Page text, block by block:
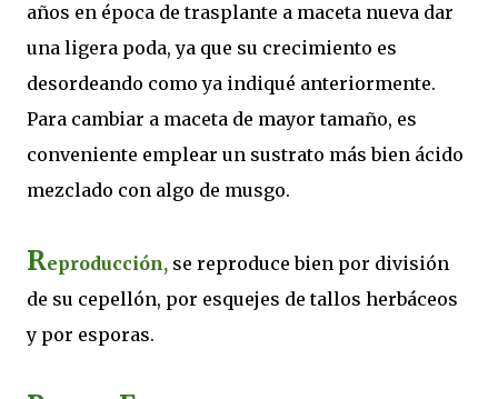
años en época de trasplante a maceta nueva dar
una ligera poda, ya que su crecimiento es
desordeando como ya indiqué anteriormente.
Para cambiar a maceta de mayor tamaño, es
conveniente emplear un sustrato más bien ácido
mezclado con algo de musgo.
Reproducción, se reproduce bien por división
de su cepellón, por esquejes de tallos herbáceos
y por esporas.